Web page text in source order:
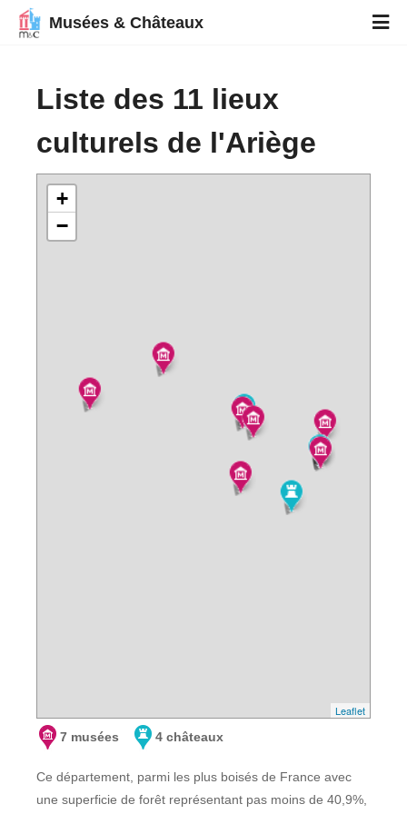
Musées & Châteaux
Liste des 11 lieux
culturels de l'Ariège
+
−
Leaflet
7 musées
4 châteaux
Ce département, parmi les plus boisés de France avec
une superficie de forêt représentant pas moins de 40,9%,